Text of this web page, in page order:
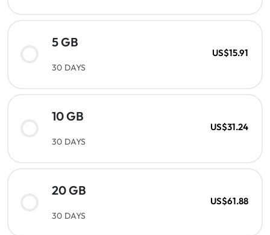
5 GB
30 DAYS
US$15.91
10 GB
30 DAYS
US$31.24
20 GB
30 DAYS
US$61.88